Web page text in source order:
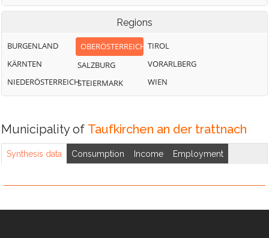
Regions
BURGENLAND
KÄRNTEN
NIEDERÖSTERREICH
OBERÖSTERREICH
SALZBURG
STEIERMARK
TIROL
VORARLBERG
WIEN
Municipality of Taufkirchen an der trattnach
Synthesis data Consumption Income Employment